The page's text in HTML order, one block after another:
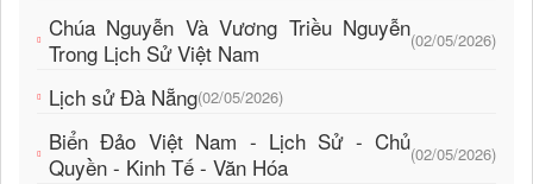
Chúa Nguyễn Và Vương Triều Nguyễn
Trong Lịch Sử Việt Nam
(02/05/2026)
Lịch sử Đà Nẵng(02/05/2026)
Biển Đảo Việt Nam - Lịch Sử - Chủ
Quyền - Kinh Tế - Văn Hóa
(02/05/2026)